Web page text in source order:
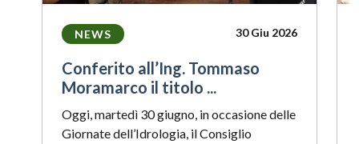
NEWS 30 Giu 2026
Conferito all’Ing. Tommaso
Moramarco il titolo ...
Oggi, martedì 30 giugno, in occasione delle
Giornate dell’Idrologia, il Consiglio